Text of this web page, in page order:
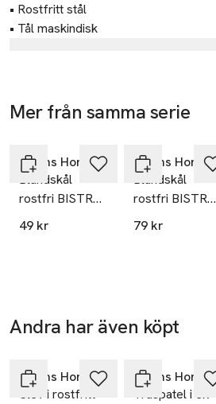
• Rostfritt stål
• Tål maskindisk
Dalagatan 100
113 43 Stockholm
E-post
info.hk@ahlens.se
Mobilnummer
SKU: 61037149
Mer från samma serie
Åhléns Home
Blandskål
rostfri BISTRO
0,8 L
49 kr
Åhléns Home
Blandskål
rostfri BISTRO
1,2 L
79 kr
Andra har även köpt
Åhléns Home
Slev i rostfritt
Åhléns Home
Träspatel i ek